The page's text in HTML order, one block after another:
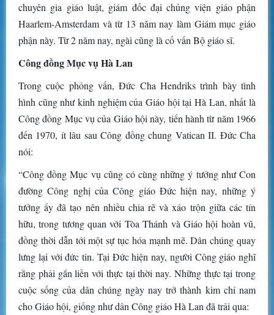
chuyên gia giáo luật, giám đốc đại chủng viện giáo phận
Haarlem-Amsterdam và từ 13 năm nay làm Giám mục giáo
phận này. Từ 2 năm nay, ngài cũng là cố vấn Bộ giáo sĩ.
Công đồng Mục vụ Hà Lan
Trong cuộc phỏng vấn, Đức Cha Hendriks trình bày tình
hình cũng như kinh nghiệm của Giáo hội tại Hà Lan, nhất là
Công đồng Mục vụ của Giáo hội này, tiến hành từ năm 1966
đến 1970, ít lâu sau Công đồng chung Vatican II. Đức Cha
nói:
“Công đồng Mục vụ cũng có cùng những ý tưởng như Con
đường Công nghị của Công giáo Đức hiện nay, những ý
tưởng ấy đã tạo nên nhiều chia rẽ và xáo trộn giữa các tín
hữu, trong tương quan với Tòa Thánh và Giáo hội hoàn vũ,
đồng thời dẫn tới một sự tục hóa mạnh mẽ. Dân chúng quay
lưng lại với đức tin. Tại Đức hiện nay, người Công giáo nghĩ
rằng phải gắn liền với thực tại thời nay. Những thực tại trong
cuộc sống của dân chúng ngày nay trở thành kim chỉ nam
cho Giáo hội, giống như dân Công giáo Hà Lan đã trải qua: